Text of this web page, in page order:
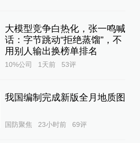
大模型竞争白热化，张一鸣喊
话：字节跳动“拒绝蒸馏”，不
用别人输出换榜单排名
10%公司 1天前 53评
我国编制完成新版全月地质图
国防聚焦 23小时前 69评